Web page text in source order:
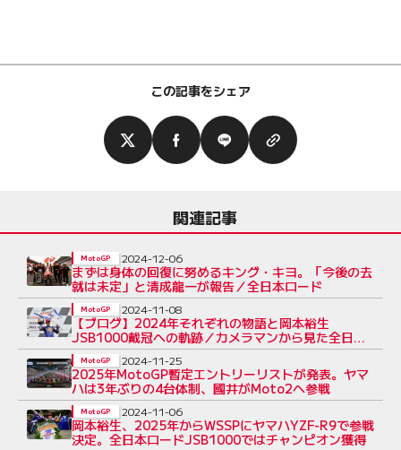
この記事をシェア
関連記事
まずは身体の回復に努めるキング・キヨ。「今後の去
就は未定」と清成龍一が報告／全日本ロード
MotoGP 2024-12-06
【ブログ】2024年それぞれの物語と岡本裕生
JSB1000戴冠への軌跡／カメラマンから見た全日本
ロード第8戦鈴鹿
MotoGP 2024-11-08
2025年MotoGP暫定エントリーリストが発表。ヤマ
ハは3年ぶりの4台体制、國井がMoto2へ参戦
MotoGP 2024-11-25
岡本裕生、2025年からWSSPにヤマハYZF-R9で参戦
決定。全日本ロードJSB1000ではチャンピオン獲得
MotoGP 2024-11-06